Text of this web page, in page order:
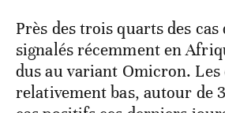
Près des trois quarts des cas
signalés récemment en
dus au variant Omicron.
relativement bas, autour de